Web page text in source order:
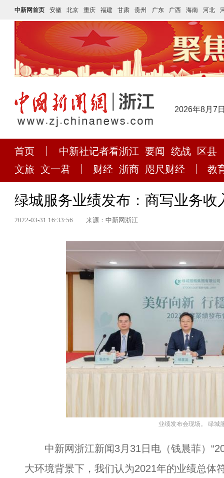
中新网首页 安徽 北京 重庆 福建 甘肃 贵州 广东 广西 海南 河北
2026年8月7
首页 中新社记者看浙江 要闻 统战
区县
文旅 文一君 财经 浙商 咫尺财经 教
绿城服务业绩发布：商写业务收
2022-03-31 16:33:56 来源：中新网浙江
业绩发布会现场。 绿城
中新网浙江新闻3月31日电（钱晨菲）
大环境背景下，我们认为2021年的业绩总体